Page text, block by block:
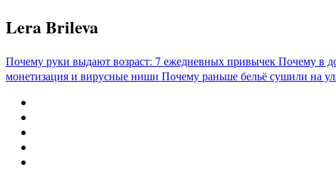
Перейти
к
Lera Brileva
Почему руки выдают возраст: 7 ежедневных привычекПочему в
монетизация и вирусные ниши Почему раньше бельё сушили на